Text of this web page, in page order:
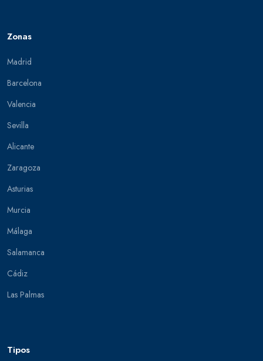
Zonas
Madrid
Barcelona
Valencia
Sevilla
Alicante
Zaragoza
Asturias
Murcia
Málaga
Salamanca
Cádiz
Las Palmas
Tipos